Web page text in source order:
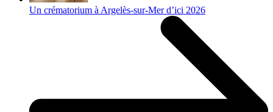
Un crématorium à Argelès-sur-Mer d’ici 2026